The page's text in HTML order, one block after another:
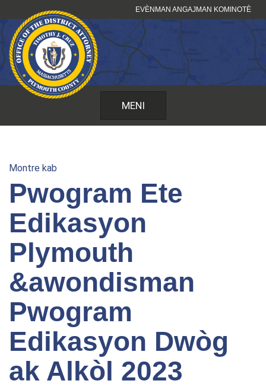
kontni
EVÈNMAN ANGAJMAN KOMINOTÈ
MENI
Montre kab
Pwogram Ete
Edikasyon
Plymouth
&awondisman
Pwogram
Edikasyon Dwòg
ak Alkòl 2023